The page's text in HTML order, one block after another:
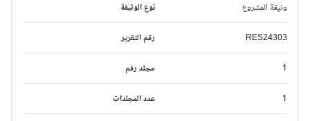
نوع الوثيقة وثيقة المشروع
رقم التقرير RES24303
مجلد رقم
عدد المجلدات